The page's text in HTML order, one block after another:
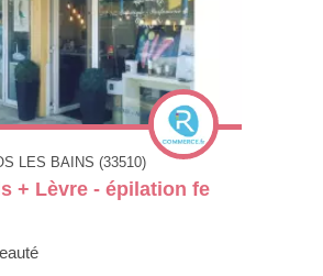
LES BAINS (33510)
+ Lèvre - épilation fe